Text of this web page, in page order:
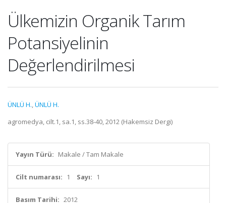
Ülkemizin Organik Tarım
Potansiyelinin
Değerlendirilmesi
ÜNLÜ H.,ÜNLÜ H.
agromedya, cilt.1, sa.1, ss.38-40, 2012 (Hakemsiz Dergi)
Yayın Türü: Makale / Tam Makale
Cilt numarası: 1 Sayı: 1
Basım Tarihi: 2012